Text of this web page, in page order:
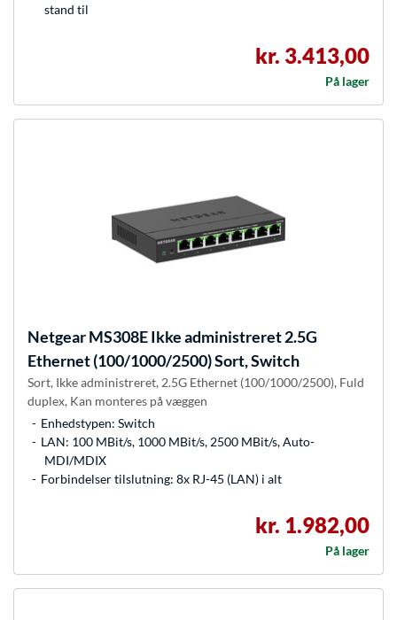
stand til
kr. 3.413,00
På lager
NetgearMS308E Ikke administreret 2.5G
Ethernet (100/1000/2500) Sort, Switch
Sort, Ikke administreret, 2.5G Ethernet (100/1000/2500), Fuld
duplex, Kan monteres på væggen
Enhedstypen: Switch
LAN: 100 MBit/s, 1000 MBit/s, 2500 MBit/s, Auto-
MDI/MDIX
Forbindelser tilslutning: 8x RJ-45 (LAN) i alt
kr. 1.982,00
På lager